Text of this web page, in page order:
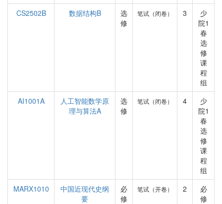
CS2502B
数据结构B
选
修
笔试（闭卷） 3
少
院1
春
选
修
课
程
组
AI1001A
人工智能数学原
理与算法A
选
修
笔试（闭卷） 4
少
院1
春
选
修
课
程
组
MARX1010
中国近现代史纲
要
必
修
笔试（开卷） 2
必
修